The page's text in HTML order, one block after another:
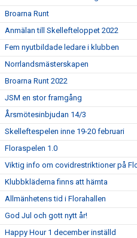
Broarna Runt
Anmälan till Skellefteloppet 2022
Fem nyutbildade ledare i klubben
Norrlandsmästerskapen
Broarna Runt 2022
JSM en stor framgång
Årsmötesinbjudan 14/3
Skelleftespelen inne 19-20 februari
Floraspelen 1.0
Viktig info om covidrestriktioner på
Klubbkläderna finns att hämta
Allmänhetens tid i Florahallen
God Jul och gott nytt år!
Happy Hour 1 december inställd